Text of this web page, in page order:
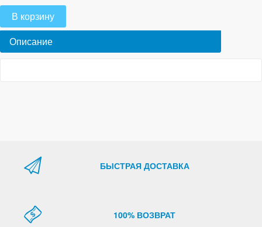
В корзину
Описание
БЫСТРАЯ ДОСТАВКА
100% ВОЗВРАТ